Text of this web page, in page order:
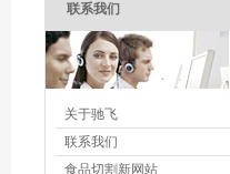
联系我们
关于驰飞
联系我们
食品切割新网站